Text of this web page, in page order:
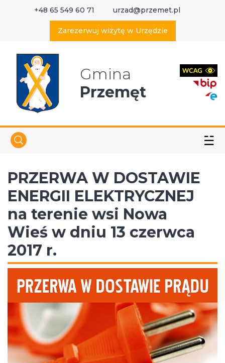
+48 65 549 60 71 urzad@przemet.pl
Zarezerwuj wizytę w Urzędzie
Gmina
Przemęt
☱
PRZERWA W DOSTAWIE
ENERGII ELEKTRYCZNEJ
na terenie wsi Nowa
Wieś w dniu 13 czerwca
2017 r.
Wyszukaj w serwisie